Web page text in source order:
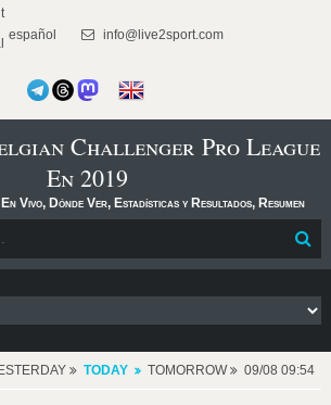
español info@live2sport.com
Challenger Pro League
En 2019
Vivo, Dónde Ver, Estadísticas y Resultados, Resumen
TODAY TOMORROW 09/08 09:54